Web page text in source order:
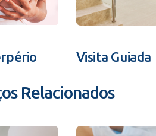
Visita Guiada
Relacionados